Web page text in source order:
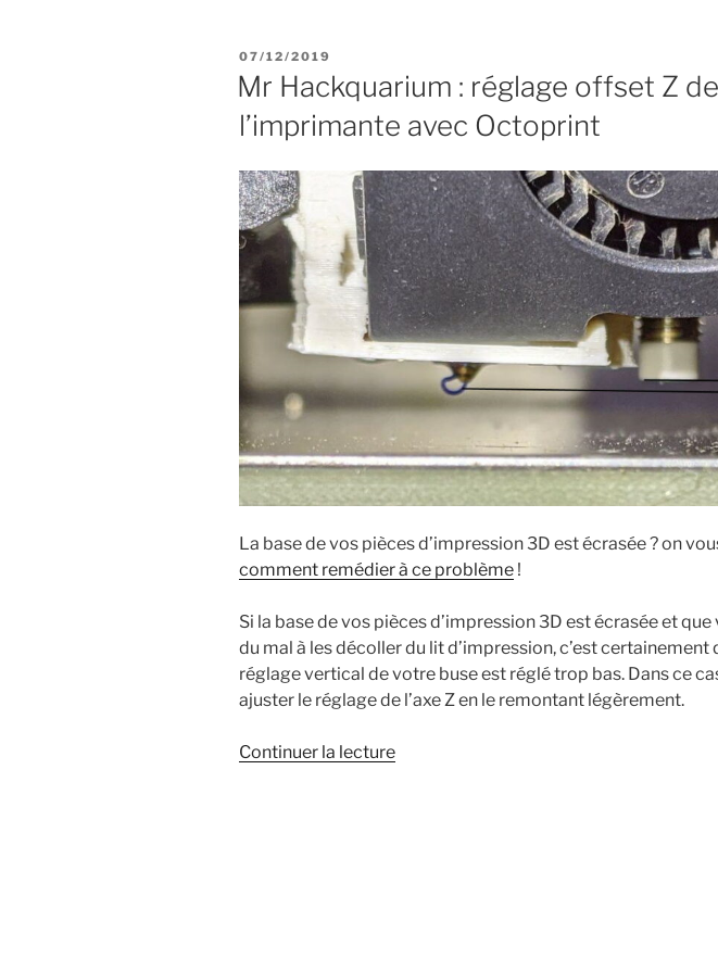
PUBLIÉ
LE
07/12/2019
Mr Hackquarium : réglage offset Z de
l’imprimante avec Octoprint
La base de vos pièces d’impression 3D est écrasée ? on
comment remédier à ce problème !
Si la base de vos pièces d’impression 3D est écrasée et que
du mal à les décoller du lit d’impression, c’est certainement
réglage vertical de votre buse est réglé trop bas. Dans ce
ajuster le réglage de l’axe Z en le remontant légèrement.
Continuer la lecturede